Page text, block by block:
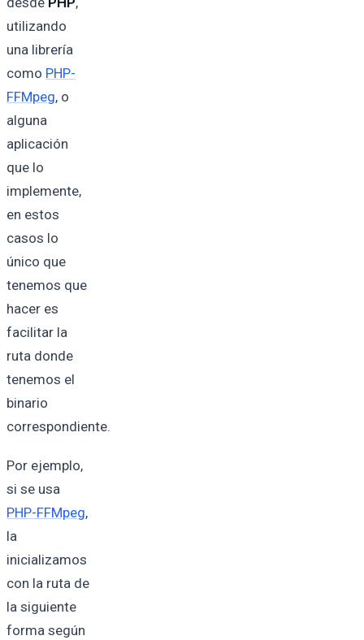
utilizando
una librería
como PHP-
FFMpeg, o
alguna
aplicación
que lo
implemente,
en estos
casos lo
único que
tenemos que
hacer es
facilitar la
ruta donde
tenemos el
binario
correspondiente.
Por ejemplo,
si se usa
PHP-FFMpeg,
la
inicializamos
con la ruta de
la siguiente
forma según